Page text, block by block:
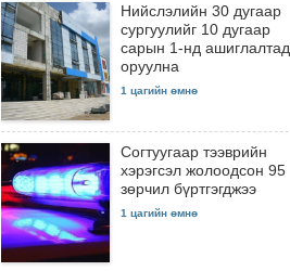
Нийслэлийн 30 дугаар
сургуулийг 10 дугаар
сарын 1-нд ашиглалтад
оруулна
1 цагийн өмнө
Согтуугаар тээврийн
хэрэгсэл жолоодсон 95
зөрчил бүртгэгджээ
1 цагийн өмнө